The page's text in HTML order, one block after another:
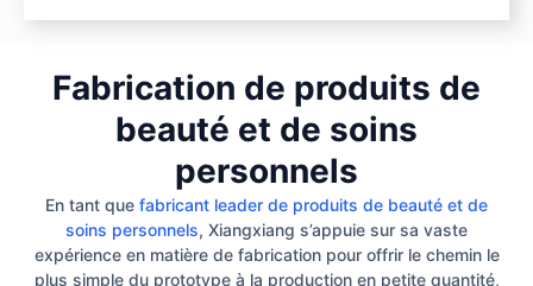
Fabrication de produits de
beauté et de soins
personnels
En tant que fabricant leader de produits de beauté et de
soins personnels, Xiangxiang s’appuie sur sa vaste
expérience en matière de fabrication pour offrir le chemin le
plus simple du prototype à la production en petite quantité,